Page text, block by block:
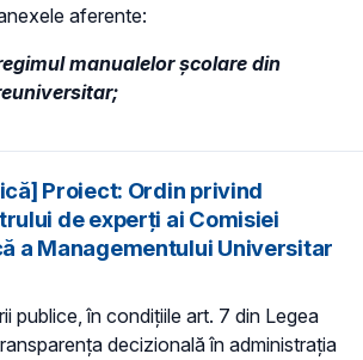
aferente:
manualelor școlare din
Proiect: Ordin privind
de experți ai Comisiei
a Managementului Universitar
publice, în condiţiile art. 7 din Legea
decizională în administraţia